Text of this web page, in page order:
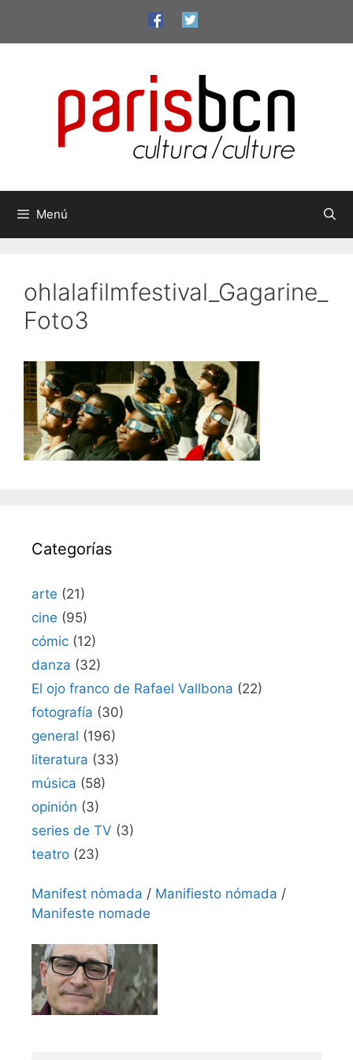
contenido
Menú
ohlalafilmfestival_Gagarine_
Foto3
Categorías
arte (21)
cine (95)
cómic (12)
danza (32)
El ojo franco de Rafael Vallbona (22)
fotografía (30)
general (196)
literatura (33)
música (58)
opinión (3)
series de TV (3)
teatro (23)
Manifest nòmada / Manifiesto nómada /
Manifeste nomade